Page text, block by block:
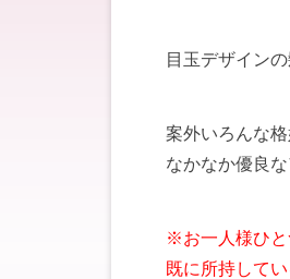
目玉デザインの
案外いろんな
なかなか優良
※お一人様ひと
既に所持して